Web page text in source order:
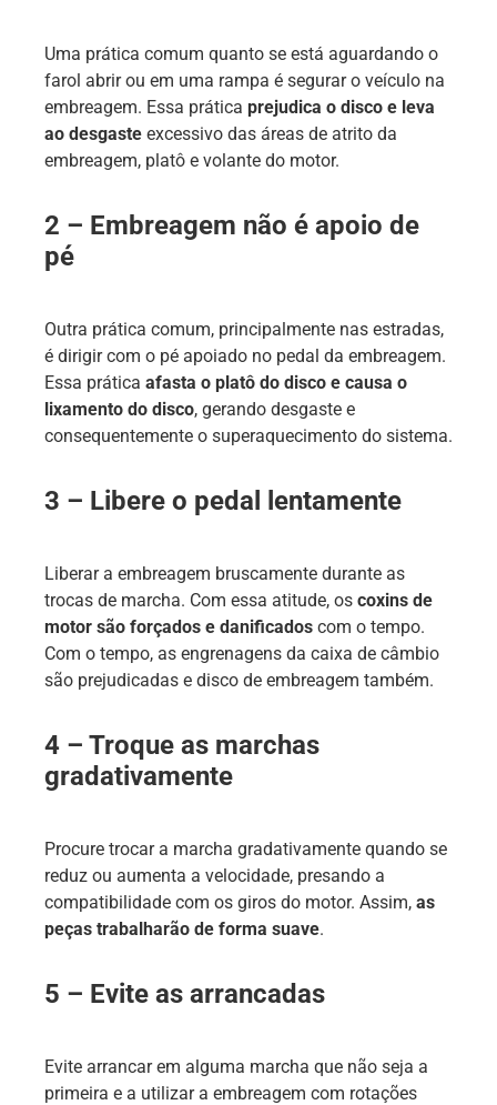
Uma prática comum quanto se está aguardando o
farol abrir ou em uma rampa é segurar o veículo na
embreagem. Essa prática prejudica o disco e leva
ao desgaste excessivo das áreas de atrito da
embreagem, platô e volante do motor.
2 – Embreagem não é apoio de
pé
Outra prática comum, principalmente nas estradas,
é dirigir com o pé apoiado no pedal da embreagem.
Essa prática afasta o platô do disco e causa o
lixamento do disco, gerando desgaste e
consequentemente o superaquecimento do sistema.
3 – Libere o pedal lentamente
Liberar a embreagem bruscamente durante as
trocas de marcha. Com essa atitude, os coxins de
motor são forçados e danificados com o tempo.
Com o tempo, as engrenagens da caixa de câmbio
são prejudicadas e disco de embreagem também.
4 – Troque as marchas
gradativamente
Procure trocar a marcha gradativamente quando se
reduz ou aumenta a velocidade, presando a
compatibilidade com os giros do motor. Assim, as
peças trabalharão de forma suave.
5 – Evite as arrancadas
Evite arrancar em alguma marcha que não seja a
primeira e a utilizar a embreagem com rotações